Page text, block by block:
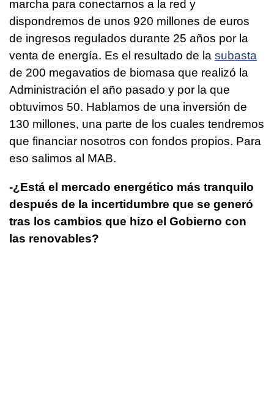
marcha para conectarnos a la red y
dispondremos de unos 920 millones de euros
de ingresos regulados durante 25 años por la
venta de energía. Es el resultado de la subasta
de 200 megavatios de biomasa que realizó la
Administración el año pasado y por la que
obtuvimos 50. Hablamos de una inversión de
130 millones, una parte de los cuales tendremos
que financiar nosotros con fondos propios. Para
eso salimos al MAB.
-¿Está el mercado energético más tranquilo
después de la incertidumbre que se generó
tras los cambios que hizo el Gobierno con
las renovables?